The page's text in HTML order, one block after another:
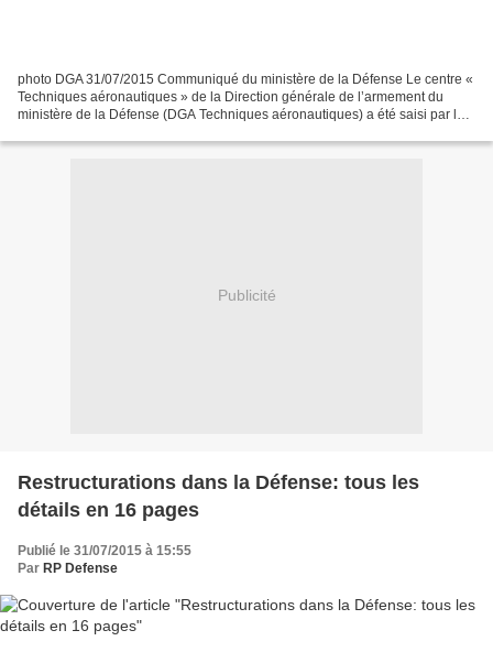
photo DGA 31/07/2015 Communiqué du ministère de la Défense Le centre «
Techniques aéronautiques » de la Direction générale de l’armement du
ministère de la Défense (DGA Techniques aéronautiques) a été saisi par le
Publicité
Restructurations dans la Défense: tous les
détails en 16 pages
Publié le 31/07/2015 à 15:55
Par RP Defense